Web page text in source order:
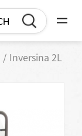
Inversina 2L